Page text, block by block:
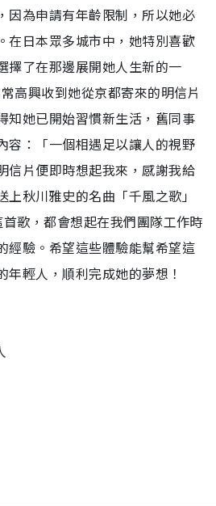
因為申請有年齡限制，所以她必
在日本眾多城市中，她特別喜歡
擇了在那邊展開她人生新的一
高興收到她從京都寄來的明信片
知她已開始習慣新生活，舊同事
容：「一個相遇足以讓人的視野
信片便即時想起我來，感謝我給
秋川雅史的名曲「千風之歌」
歌，都會想起在我們團隊工作時
經驗。希望這些體驗能幫希望這
輕人，順利完成她的夢想！